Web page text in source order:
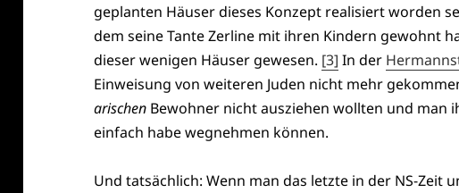
geplanten Häuser dieses Konzept realisiert worden
dem seine Tante Zerline mit ihren Kindern gewohnt
dieser wenigen Häuser gewesen. [3] In der
Einweisung von weiteren Juden nicht mehr
arischen Bewohner nicht ausziehen wollten und man
einfach habe wegnehmen können.
Und tatsächlich: Wenn man das letzte in der NS-Zeit